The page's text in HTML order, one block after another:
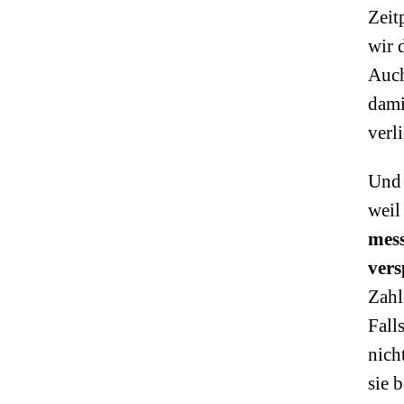
wir
sie